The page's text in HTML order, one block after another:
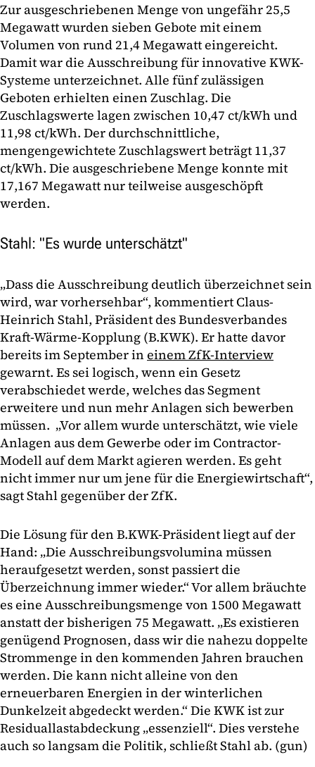
Zur ausgeschriebenen Menge von ungefähr 25,5
Megawatt wurden sieben Gebote mit einem
Volumen von rund 21,4 Megawatt eingereicht.
Damit war die Ausschreibung für innovative KWK-
Systeme unterzeichnet. Alle fünf zulässigen
Geboten erhielten einen Zuschlag. Die
Zuschlagswerte lagen zwischen 10,47 ct/kWh und
11,98 ct/kWh. Der durchschnittliche,
mengengewichtete Zuschlagswert beträgt 11,37
ct/kWh. Die ausgeschriebene Menge konnte mit
17,167 Megawatt nur teilweise ausgeschöpft
werden.
Stahl: "Es wurde unterschätzt"
„Dass die Ausschreibung deutlich überzeichnet sein
wird, war vorhersehbar“, kommentiert Claus-
Heinrich Stahl, Präsident des Bundesverbandes
Kraft-Wärme-Kopplung (B.KWK). Er hatte davor
bereits im September in einem ZfK-Interview
gewarnt. Es sei logisch, wenn ein Gesetz
verabschiedet werde, welches das Segment
erweitere und nun mehr Anlagen sich bewerben
müssen. „Vor allem wurde unterschätzt, wie viele
Anlagen aus dem Gewerbe oder im Contractor-
Modell auf dem Markt agieren werden. Es geht
nicht immer nur um jene für die Energiewirtschaft“,
sagt Stahl gegenüber der ZfK.
Die Lösung für den B.KWK-Präsident liegt auf der
Hand: „Die Ausschreibungsvolumina müssen
heraufgesetzt werden, sonst passiert die
Überzeichnung immer wieder.“ Vor allem bräuchte
es eine Ausschreibungsmenge von 1500 Megawatt
anstatt der bisherigen 75 Megawatt. „Es existieren
genügend Prognosen, dass wir die nahezu doppelte
Strommenge in den kommenden Jahren brauchen
werden. Die kann nicht alleine von den
erneuerbaren Energien in der winterlichen
Dunkelzeit abgedeckt werden.“ Die KWK ist zur
Residuallastabdeckung „essenziell“. Dies verstehe
auch so langsam die Politik, schließt Stahl ab. (gun)